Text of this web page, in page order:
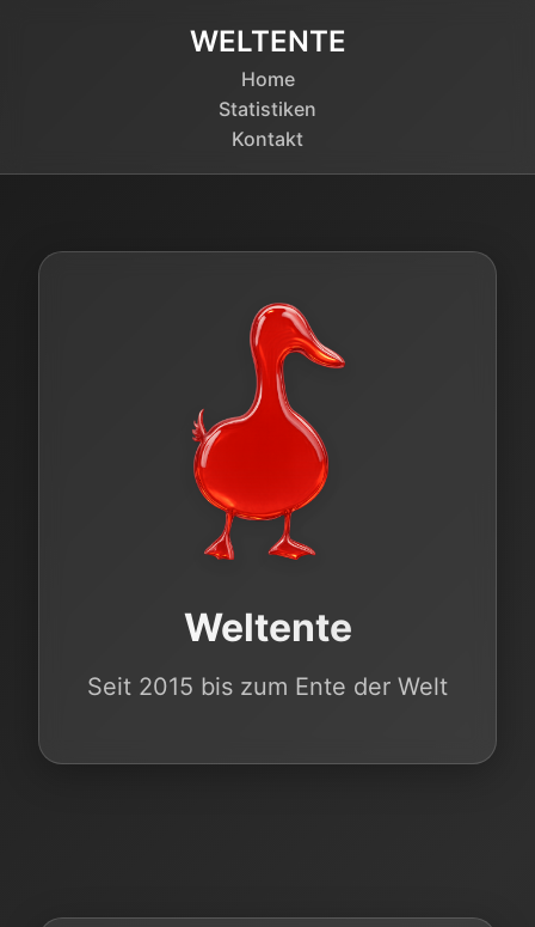
WELTENTE
Home
Statistiken
Kontakt
Weltente
Seit 2015 bis zum Ente der Welt